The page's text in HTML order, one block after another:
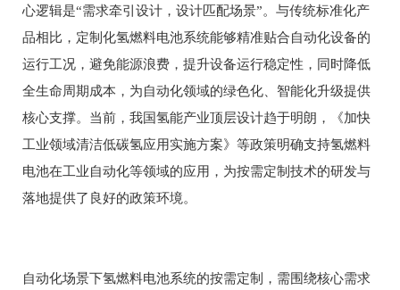
心逻辑是“需求牵引设计，设计匹配场景”。与传统标准化产
品相比，定制化氢燃料电池系统能够精准贴合自动化设备的
运行工况，避免能源浪费，提升设备运行稳定性，同时降低
全生命周期成本，为自动化领域的绿色化、智能化升级提供
核心支撑。当前，我国氢能产业顶层设计趋于明朗，《加快
工业领域清洁低碳氢应用实施方案》等政策明确支持氢燃料
电池在工业自动化等领域的应用，为按需定制技术的研发与
落地提供了良好的政策环境。
自动化场景下氢燃料电池系统的按需定制，需围绕核心需求